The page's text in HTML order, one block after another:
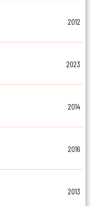
2012
2023
2014
2016
2013